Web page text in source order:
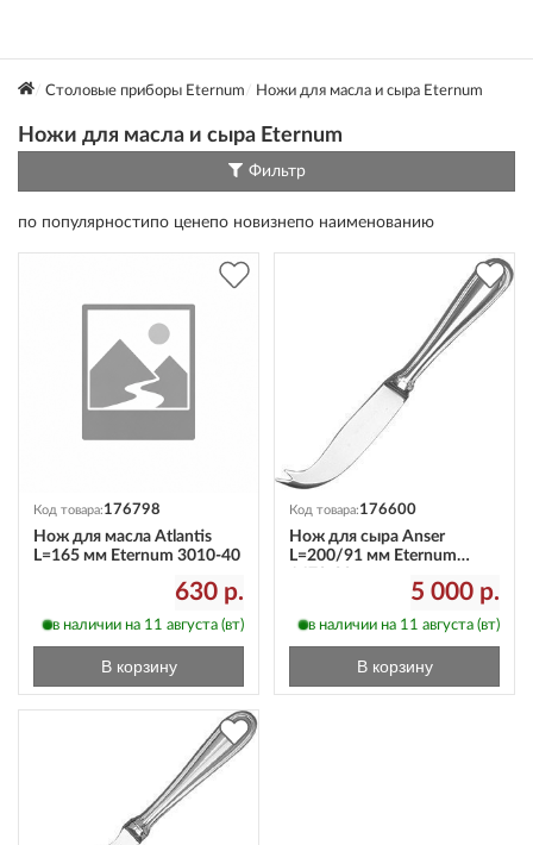
Столовые приборы Eternum Ножи для масла и сыра Eternum
Ножи для масла и сыра Eternum
Фильтр
по популярностипо ценепо новизнепо наименованию
Код товара:176798
Нож для масла Atlantis
L=165 мм Eternum 3010-40
630 р.
в наличии на 11 августа (вт)
В корзину
Код товара:176600
Нож для сыра Anser
L=200/91 мм Eternum
5 000 р.
в наличии на 11 августа (вт)
В корзину